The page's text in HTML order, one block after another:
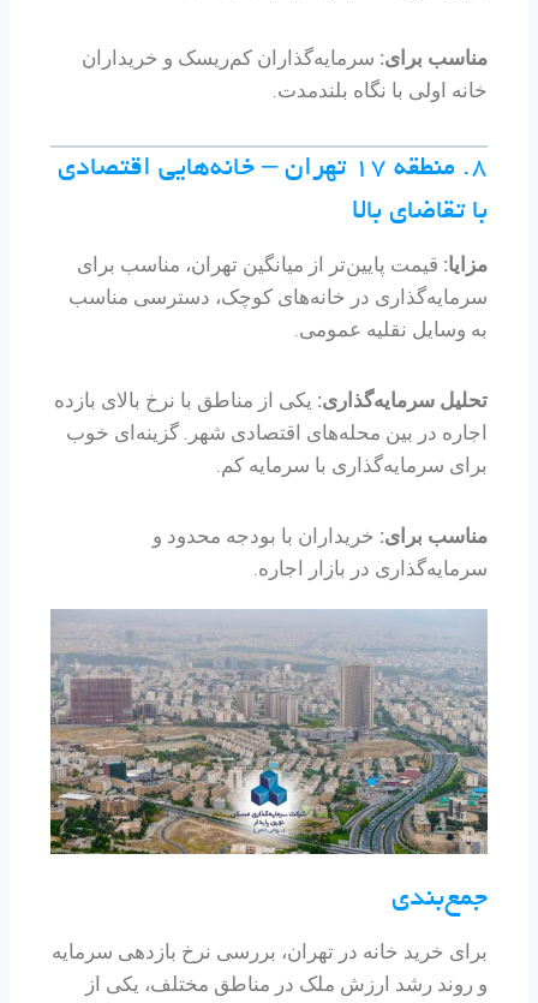
مناسب برای: سرمایه‌گذاران کم‌ریسک و خریداران
خانه اولی با نگاه بلندمدت.
۸. منطقه ۱۷ تهران – خانه‌هایی اقتصادی
با تقاضای بالا
مزایا: قیمت پایین‌تر از میانگین تهران، مناسب برای
سرمایه‌گذاری در خانه‌های کوچک، دسترسی مناسب
به وسایل نقلیه عمومی.
تحلیل سرمایه‌گذاری: یکی از مناطق با نرخ بالای بازده
اجاره در بین محله‌های اقتصادی شهر. گزینه‌ای خوب
برای سرمایه‌گذاری با سرمایه کم.
مناسب برای: خریداران با بودجه محدود و
سرمایه‌گذاری در بازار اجاره.
جمع‌بندی
برای خرید خانه در تهران، بررسی نرخ بازدهی سرمایه
و روند رشد ارزش ملک در مناطق مختلف، یکی از